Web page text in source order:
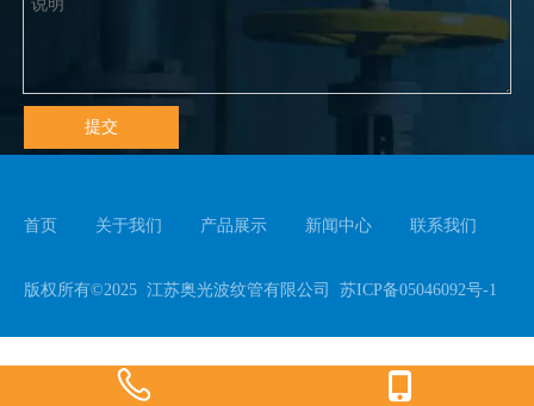
提交
首页 关于我们 产品展示 新闻中心 联系我们
版权所有©2025 江苏奥光波纹管有限公司 苏ICP备05046092号-1